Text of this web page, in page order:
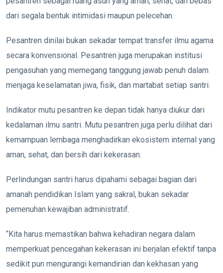
dari segala bentuk intimidasi maupun pelecehan.
Pesantren dinilai bukan sekadar tempat transfer ilmu agama
secara konvensional. Pesantren juga merupakan institusi
pengasuhan yang memegang tanggung jawab penuh dalam
menjaga keselamatan jiwa, fisik, dan martabat setiap santri.
Indikator mutu pesantren ke depan tidak hanya diukur dari
kedalaman ilmu santri. Mutu pesantren juga perlu dilihat dari
kemampuan lembaga menghadirkan ekosistem internal yang
aman, sehat, dan bersih dari kekerasan.
Perlindungan santri harus dipahami sebagai bagian dari
amanah pendidikan Islam yang sakral, bukan sekadar
pemenuhan kewajiban administratif.
“Kita harus memastikan bahwa kehadiran negara dalam
memperkuat pencegahan kekerasan ini berjalan efektif tanpa
sedikit pun mengurangi kemandirian dan kekhasan yang